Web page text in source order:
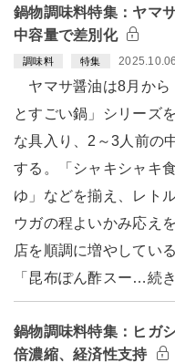
鍋物調味料特集：ヤマ
中容量で差別化
調味料 特集 2025.10.06
ヤマサ醤油は8月から
とすごい鍋」シリーズ
な具入り、2～3人前の
する。「シャキシャキ
ゆ」などを揃え、レト
ウガの程よいかみ応え
店を順調に増やしてい
「昆布ぽん酢スー…続
鍋物調味料特集：ヒガ
倍濃縮、経済性支持